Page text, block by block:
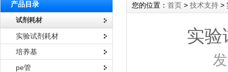
产品目录
试剂耗材
实验试剂耗材
培养基
pe管
您的位置： 首页 > 技术支持 >
实验